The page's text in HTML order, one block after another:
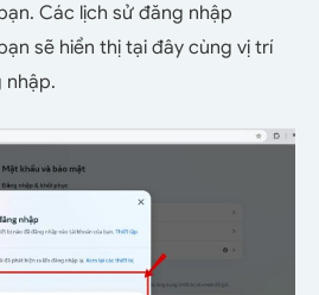
Các lịch sử đăng nhập
sẽ hiển thị tại đây cùng vị trí
nhập.